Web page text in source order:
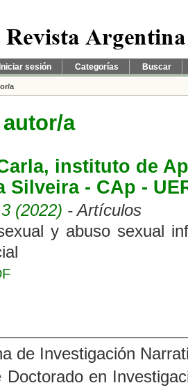
Iniciar sesión Categorías Buscar
a
a
instituto de
Silveira - CAp -
(2022) - Artículos
y abuso sexual
de Investigación
Doctorado en